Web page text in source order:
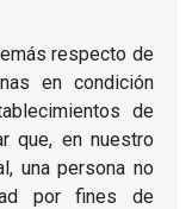
respecto de
en condición
de
que, en nuestro
una persona no
por fines de